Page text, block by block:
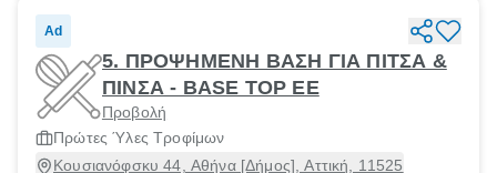
Ad
5. ΠΡΟΨΗΜΕΝΗ ΒΑΣΗ ΓΙΑ ΠΙΤΣΑ &
ΠΙΝΣΑ - BASE TOP ΕΕ
Προβολή
Πρώτες Ύλες Τροφίμων
Κουσιανόφσκυ 44, Αθήνα [Δήμος], Αττική, 11525